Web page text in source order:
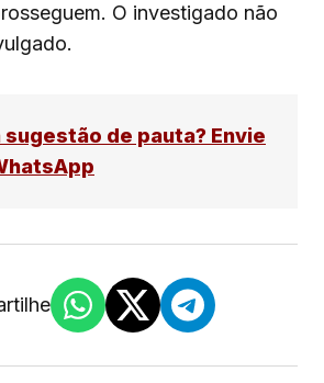
O investigado não
sugestão de pauta? Envie